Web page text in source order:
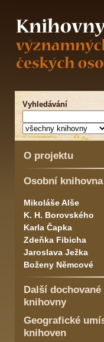
Vyhledávání
O projektu
Osobní knihovna
Mikoláše Alše
K. H. Borovského
Karla Čapka
Zdeňka Fibicha
Jaroslava Ježka
Boženy Němcové
Další dochované
knihovny
Geografické
knihoven